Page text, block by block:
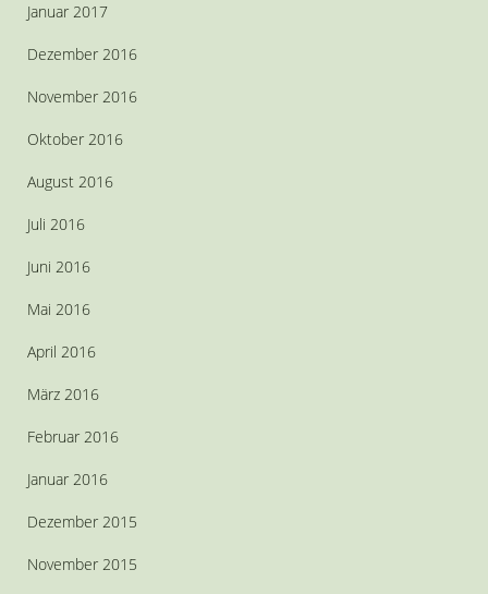
Januar 2017
Dezember 2016
November 2016
Oktober 2016
August 2016
Juli 2016
Juni 2016
Mai 2016
April 2016
März 2016
Februar 2016
Januar 2016
Dezember 2015
November 2015